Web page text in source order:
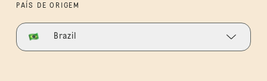
PAÍS DE ORIGEM
Brazil